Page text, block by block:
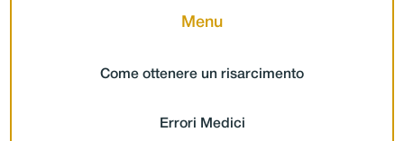
Menu
Come ottenere un risarcimento
Errori Medici